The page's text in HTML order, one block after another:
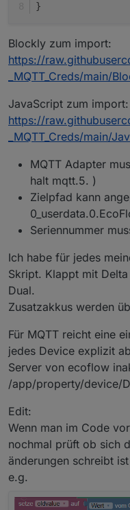
}
Blockly zum import:
https://
_MQTT_Creds/main/
JavaScript zum import:
https://
_MQTT_Creds/main/
MQTT Adapter
halt mqtt.5. )
Zielpfad kann
Seriennummer
Ich habe für jedes
Skript. Klappt mit
Dual.
Zusatzakkus werden
Für MQTT reicht eine
jedes Device explizit
Server von ecoflow
/app/property/device/
Edit:
Wenn man im Code
nochmal prüft ob sich
änderungen schreibt
e.g.